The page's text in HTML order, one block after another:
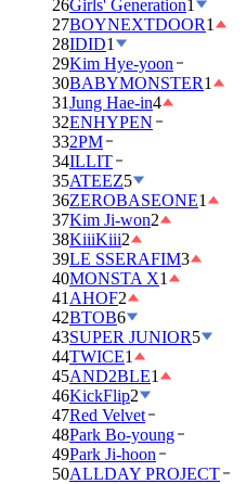
26Girls' Generation1
27BOYNEXTDOOR1
28IDID1
29Kim Hye-yoon
30BABYMONSTER1
31Jung Hae-in4
32ENHYPEN
332PM
34ILLIT
35ATEEZ5
36ZEROBASEONE1
37Kim Ji-won2
38KiiiKiii2
39LE SSERAFIM3
40MONSTA X1
41 AHOF2
42BTOB6
43SUPER JUNIOR5
44TWICE1
45AND2BLE1
46KickFlip2
47Red Velvet
48Park Bo-young
49Park Ji-hoon
50ALLDAY PROJECT